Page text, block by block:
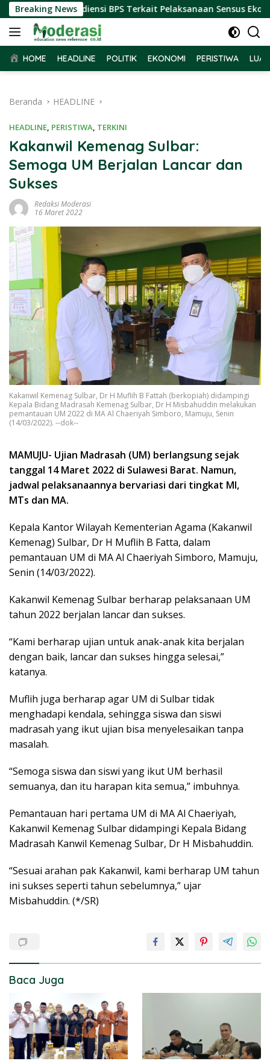
Langsung
ke
konten
Breaking News
Terima Audiensi BPS Terkait Pelaksanaan Sensus Ekonomi
HOME HEADLINE POLITIK EKONOMI PERISTIWA
Beranda HEADLINE
HEADLINE, PERISTIWA, TERKINI
Kakanwil Kemenag Sulbar:
Semoga UM Berjalan Lancar dan
Sukses
Redaksi Moderasi
16 Maret 2022
Kakanwil Kemenag Sulbar, Dr H Muflih B Fattah (berkopiah) didampingi
Kepala Bidang Madrasah Kemenag Sulbar, Dr H Misbahuddin melakukan
pemantauan UM 2022 di MA Al Chaeriyah Simboro, Mamuju, Senin
(14/03/2022). --dok--
MAMUJU- Ujian Madrasah (UM) berlangsung sejak
tanggal 14 Maret 2022 di Sulawesi Barat. Namun,
jadwal pelaksanaannya bervariasi dari tingkat MI,
MTs dan MA.
Kepala Kantor Wilayah Kementerian Agama (Kakanwil
Kemenag) Sulbar, Dr H Muflih B Fatta, dalam
pemantauan UM di MA Al Chaeriyah Simboro, Mamuju,
Senin (14/03/2022).
Kakanwil Kemenag Sulbar berharap pelaksanaan UM
tahun 2022 berjalan lancar dan sukses.
“Kami berharap ujian untuk anak-anak kita berjalan
dengan baik, lancar dan sukses hingga selesai,”
katanya.
Muflih juga berharap agar UM di Sulbar tidak
menghadapi kendala, sehingga siswa dan siswi
madrasah yang ikut ujian bisa menyelesaikan tanpa
masalah.
“Semoga siswa dan siswi yang ikut UM berhasil
semuanya, dan itu harapan kita semua,” imbuhnya.
Pemantauan hari pertama UM di MA Al Chaeriyah,
Kakanwil Kemenag Sulbar didampingi Kepala Bidang
Madrasah Kanwil Kemenag Sulbar, Dr H Misbahuddin.
“Sesuai arahan pak Kakanwil, kami berharap UM tahun
ini sukses seperti tahun sebelumnya,” ujar
Misbahuddin. (*/SR)
Baca Juga